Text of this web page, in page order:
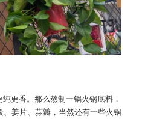
更香。那么熬制一锅火锅底料，
姜片、蒜瓣，当然还有一些火锅